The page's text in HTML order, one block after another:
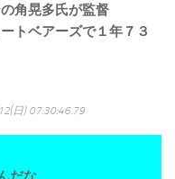
角晃多氏が監督
トベアーズで１年７３
日) 07:30:46.79